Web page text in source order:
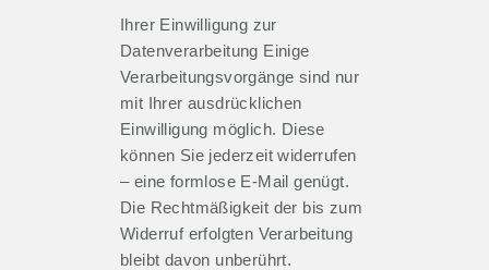
Ihrer Einwilligung zur
Datenverarbeitung Einige
Verarbeitungsvorgänge sind nur
mit Ihrer ausdrücklichen
Einwilligung möglich. Diese
können Sie jederzeit widerrufen
– eine formlose E-Mail genügt.
Die Rechtmäßigkeit der bis zum
Widerruf erfolgten Verarbeitung
bleibt davon unberührt.